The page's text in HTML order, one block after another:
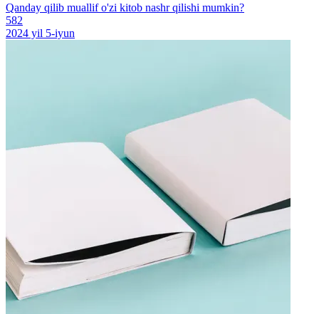
Qanday qilib muallif o'zi kitob nashr qilishi mumkin?
582
2024 yil 5-iyun